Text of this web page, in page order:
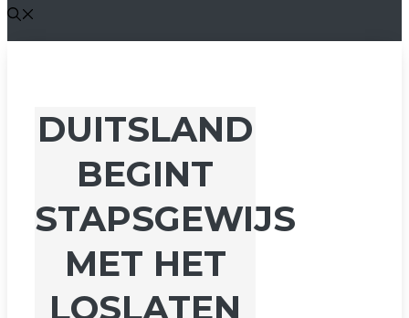
DUITSLAND
BEGINT
STAPSGEWIJS
MET HET
LOSLATEN